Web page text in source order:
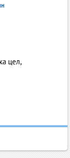
цел,